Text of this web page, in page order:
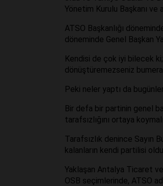
Yönetim Kurulu Başkanı ve
ATSO Başkanlığı
döneminde Genel Başkan
Kendisi de çok iyi bilecek ki;
dönüştüremezseniz
Peki neler yaptı da
Bir defa bir partinin genel
tarafsızlığını ortaya
Tarafsızlık denince
kalanların kendi partilisi
Yaklaşan Antalya Ticaret
OSB seçimlerinde, ATSO